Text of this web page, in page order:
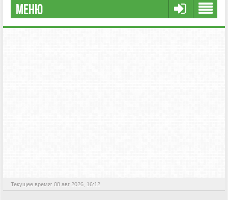
МЕНЮ
РЕГИСТРАЦИЯ
Текущее время: 08 авг 2026, 16:12